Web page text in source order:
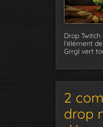
Drop Twitch
l’élément
Grrgl vert
2
drop